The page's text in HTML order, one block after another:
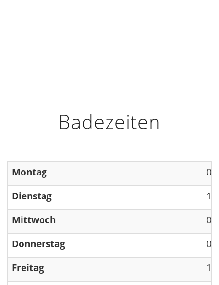
Badezeiten
Montag
Dienstag
Mittwoch
Donnerstag
Freitag